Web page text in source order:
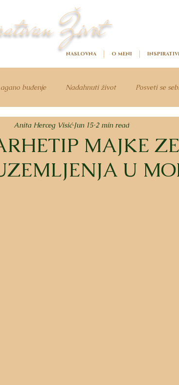
Život
NASLOVNA O MENI
buđenje Nadahnuti život Posveti se
MAJKE
U
Anita Herceg Visić Jun 15 2 min read